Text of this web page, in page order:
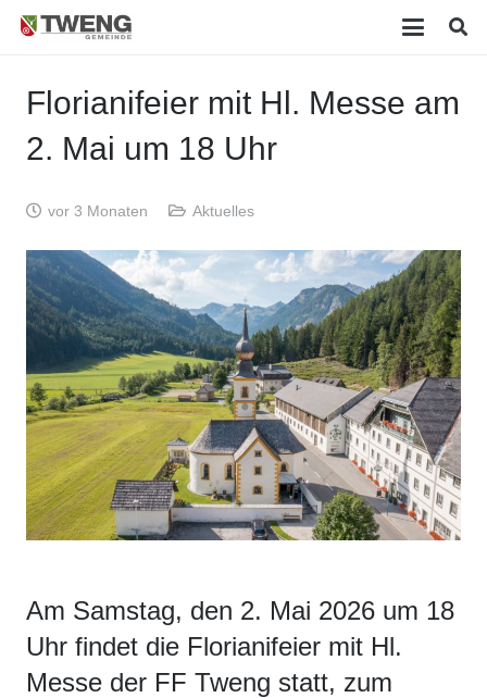
Florianifeier mit Hl. Messe am
2. Mai um 18 Uhr
vor 3 Monaten Aktuelles
Am Samstag, den 2. Mai 2026 um 18
Uhr findet die Florianifeier mit Hl.
Messe der FF Tweng statt, zum